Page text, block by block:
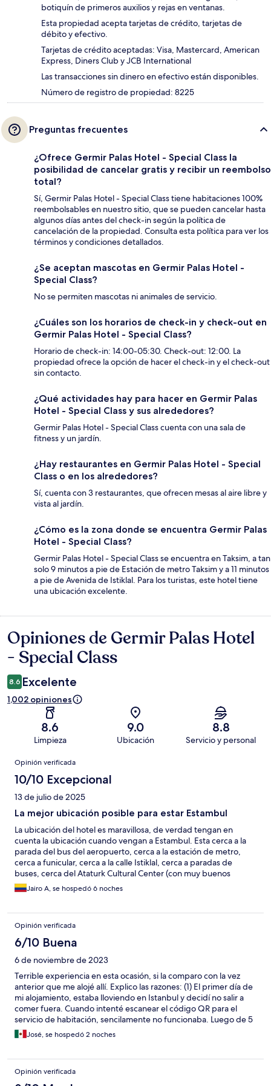
botiquín de primeros auxilios y rejas en ventanas.
Esta propiedad acepta tarjetas de crédito, tarjetas de
débito y efectivo.
Tarjetas de crédito aceptadas: Visa, Mastercard, American
Express, Diners Club y JCB International
Las transacciones sin dinero en efectivo están disponibles.
Número de registro de propiedad: 8225
Preguntas frecuentes
¿Ofrece Germir Palas Hotel - Special Class la
posibilidad de cancelar gratis y recibir un reembolso
total?
Sí, Germir Palas Hotel - Special Class tiene habitaciones 100%
reembolsables en nuestro sitio, que se pueden cancelar hasta
algunos días antes del check-in según la política de
cancelación de la propiedad. Consulta esta política para ver los
términos y condiciones detallados.
¿Se aceptan mascotas en Germir Palas Hotel -
Special Class?
No se permiten mascotas ni animales de servicio.
¿Cuáles son los horarios de check-in y check-out en
Germir Palas Hotel - Special Class?
Horario de check-in: 14:00-05:30. Check-out: 12:00. La
propiedad ofrece la opción de hacer el check-in y el check-out
sin contacto.
¿Qué actividades hay para hacer en Germir Palas
Hotel - Special Class y sus alrededores?
Germir Palas Hotel - Special Class cuenta con una sala de
fitness y un jardín.
¿Hay restaurantes en Germir Palas Hotel - Special
Class o en los alrededores?
Sí, cuenta con 3 restaurantes, que ofrecen mesas al aire libre y
vista al jardín.
¿Cómo es la zona donde se encuentra Germir Palas
Hotel - Special Class?
Germir Palas Hotel - Special Class se encuentra en Taksim, a tan
solo 9 minutos a pie de Estación de metro Taksim y a 11 minutos
a pie de Avenida de Istiklal. Para los turistas, este hotel tiene
una ubicación excelente.
Opiniones
Opiniones de Germir Palas Hotel
- Special Class
8.6 Excelente
1,002 opiniones
8.6
Limpieza
9.0
Ubicación
8.8
Servicio y personal
Opiniones
Opinión verificada
10/10 Excepcional
13 de julio de 2025
La mejor ubicación posible para estar Estambul
La ubicación del hotel es maravillosa, de verdad tengan en
cuenta la ubicación cuando vengan a Estambul. Esta cerca a la
parada del bus del aeropuerto, cerca a la estación de metro,
cerca a funicular, cerca a la calle Istiklal, cerca a paradas de
buses, cerca del Ataturk Cultural Center (con muy buenos
restaurantes y vistas), cerca tiendas, en fin es el mejro lugar para
quedarse en Estambul. El desayuno esta muy bien, estuvimos 6
que se fume en la terraza mientras se desayuna. Ojalá lo
prohibieran y pusieran a los fumadores en al parte de atrás y a
los no fumadores adelante disfrutando de la vista, pero es algo
de país. El baño es muy bueno, el agua sale caliente, casi
inmediatamente y el inodoro tiene bidet incluido. No tiene
servicio de ayuda con el equipaje, lo cual me gusta, porque no
todos necesitamos de esa ayuda. Descansamos muy bien y el
aire acondicionado muy bueno, se controla desde la habitación.
Jairo A, se hospedó 6 noches
Opinión verificada
6/10 Buena
6 de noviembre de 2023
Terrible experiencia en esta ocasión, si la comparo con la vez
anterior que me alojé allí. Explico las razones: (1) El primer día de
mi alojamiento, estaba lloviendo en Istanbul y decidí no salir a
comer fuera. Cuando intenté escanear el código QR para el
servicio de habitación, sencilamente no funcionaba. Luego de 5
llamadas a la Recepción, finalmente soy atendido, y al solicitar
que una persona subiera a mi habitación a traerme la carta, ésta
tuve que salir a comer en medio de la lluvia. (2) Respecto al
equipo de limpieza de la habitación, esta es la segunda vez que
José, se hospedó 2 noches
Opinión verificada